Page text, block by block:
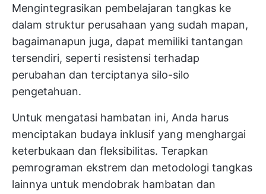
Mengintegrasikan pembelajaran tangkas ke
dalam struktur perusahaan yang sudah mapan,
bagaimanapun juga, dapat memiliki tantangan
tersendiri, seperti resistensi terhadap
perubahan dan terciptanya silo-silo
pengetahuan.
Untuk mengatasi hambatan ini, Anda harus
menciptakan budaya inklusif yang menghargai
keterbukaan dan fleksibilitas. Terapkan
pemrograman ekstrem dan metodologi tangkas
lainnya untuk mendobrak hambatan dan